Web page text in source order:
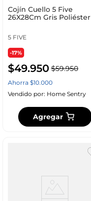
Cojín Cuello 5 Five
26X28Cm Gris Poliéster
5 FIVE
-17%
$49.950 $59.950
Ahorra $10.000
Vendido por: Home Sentry
Agregar